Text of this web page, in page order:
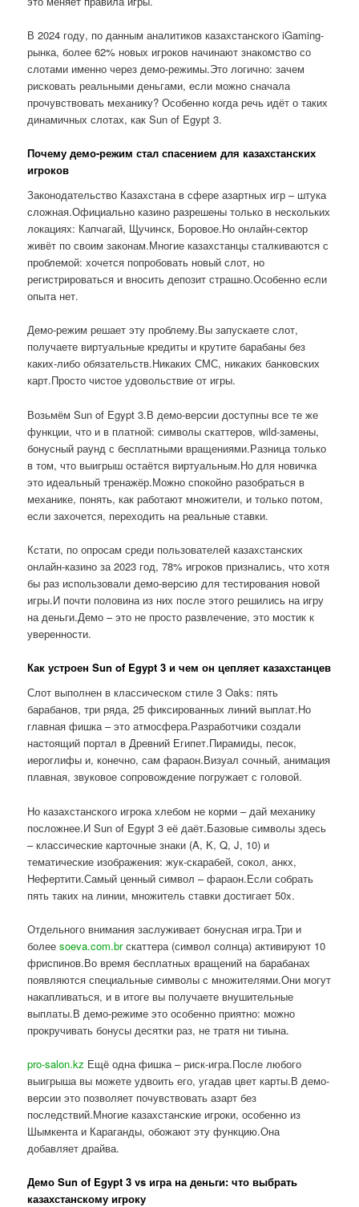
В 2024 году, по данным аналитиков казахстанского iGaming-
рынка, более 62% новых игроков начинают знакомство со
слотами именно через демо-режимы.Это логично: зачем
рисковать реальными деньгами, если можно сначала
прочувствовать механику? Особенно когда речь идёт о таких
динамичных слотах, как Sun of Egypt 3.
Почему демо-режим стал спасением для казахстанских
игроков
Законодательство Казахстана в сфере азартных игр – штука
сложная.Официально казино разрешены только в нескольких
локациях: Капчагай, Щучинск, Боровое.Но онлайн-сектор
живёт по своим законам.Многие казахстанцы сталкиваются с
проблемой: хочется попробовать новый слот, но
регистрироваться и вносить депозит страшно.Особенно если
опыта нет.
Демо-режим решает эту проблему.Вы запускаете слот,
получаете виртуальные кредиты и крутите барабаны без
каких-либо обязательств.Никаких СМС, никаких банковских
карт.Просто чистое удовольствие от игры.
Возьмём Sun of Egypt 3.В демо-версии доступны все те же
функции, что и в платной: символы скаттеров, wild-замены,
бонусный раунд с бесплатными вращениями.Разница только
в том, что выигрыш остаётся виртуальным.Но для новичка
это идеальный тренажёр.Можно спокойно разобраться в
механике, понять, как работают множители, и только потом,
если захочется, переходить на реальные ставки.
Кстати, по опросам среди пользователей казахстанских
онлайн-казино за 2023 год, 78% игроков признались, что хотя
бы раз использовали демо-версию для тестирования новой
игры.И почти половина из них после этого решились на игру
на деньги.Демо – это не просто развлечение, это мостик к
уверенности.
Как устроен Sun of Egypt 3 и чем он цепляет казахстанцев
Слот выполнен в классическом стиле 3 Oaks: пять
барабанов, три ряда, 25 фиксированных линий выплат.Но
главная фишка – это атмосфера.Разработчики создали
настоящий портал в Древний Египет.Пирамиды, песок,
иероглифы и, конечно, сам фараон.Визуал сочный, анимация
плавная, звуковое сопровождение погружает с головой.
Но казахстанского игрока хлебом не корми – дай механику
посложнее.И Sun of Egypt 3 её даёт.Базовые символы здесь
– классические карточные знаки (A, K, Q, J, 10) и
тематические изображения: жук-скарабей, сокол, анкх,
Нефертити.Самый ценный символ – фараон.Если собрать
пять таких на линии, множитель ставки достигает 50x.
Отдельного внимания заслуживает бонусная игра.Три и
болееsoeva.com.brскаттера (символ солнца) активируют 10
фриспинов.Во время бесплатных вращений на барабанах
появляются специальные символы с множителями.Они могут
накапливаться, и в итоге вы получаете внушительные
выплаты.В демо-режиме это особенно приятно: можно
прокручивать бонусы десятки раз, не тратя ни тиына.
pro-salon.kz Ещё одна фишка – риск-игра.После любого
выигрыша вы можете удвоить его, угадав цвет карты.В демо-
версии это позволяет почувствовать азарт без
последствий.Многие казахстанские игроки, особенно из
Шымкента и Караганды, обожают эту функцию.Она
добавляет драйва.
Демо Sun of Egypt 3 vs игра на деньги: что выбрать
казахстанскому игроку